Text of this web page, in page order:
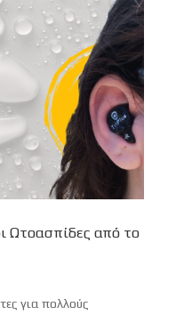
Ωτοασπίδες από το
για πολλούς